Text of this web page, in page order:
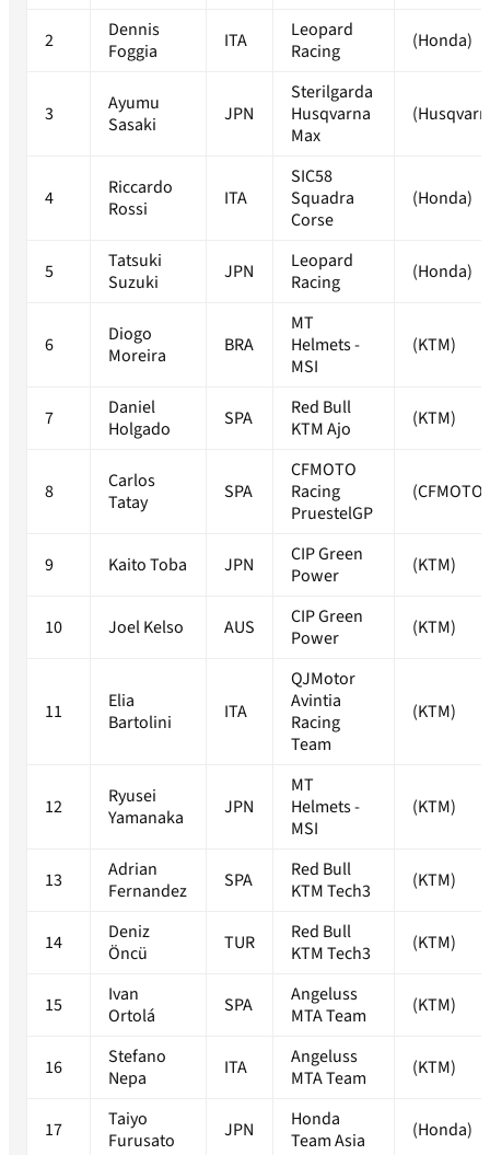
2
Dennis
Foggia
ITA
Leopard
Racing
(Honda)
3
Ayumu
Sasaki
JPN
Sterilgarda
Husqvarna
Max
4
Riccardo
Rossi
ITA
SIC58
Squadra
Corse
(Honda)
5
Tatsuki
Suzuki
JPN
Leopard
Racing
(Honda)
6
Diogo
Moreira
BRA
MT
Helmets -
MSI
(KTM)
7
Daniel
Holgado
SPA
Red Bull
KTM Ajo
(KTM)
8
Carlos
Tatay
SPA
CFMOTO
Racing
PruestelGP
(CFMOTO)
9 Kaito Toba JPN
CIP Green
Power
(KTM)
10 Joel Kelso AUS
CIP Green
Power
(KTM)
11
Elia
Bartolini
ITA
QJMotor
Avintia
Racing
Team
(KTM)
12
Ryusei
Yamanaka
JPN
MT
Helmets -
MSI
(KTM)
13
Adrian
Fernandez
SPA
Red Bull
KTM Tech3
(KTM)
14
Deniz
Öncü
TUR
Red Bull
KTM Tech3
(KTM)
15
Ivan
Ortolá
SPA
Angeluss
MTA Team
(KTM)
16
Stefano
Nepa
ITA
Angeluss
MTA Team
(KTM)
17
Taiyo
Furusato
JPN
Honda
Team Asia
(Honda)